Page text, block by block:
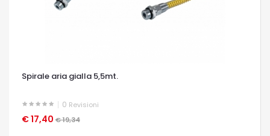
Spirale aria gialla 5,5mt.
0 Revisioni
€ 17,40 € 19,34
OCCHIATA VELOCE